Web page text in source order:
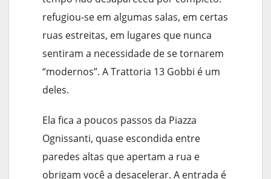
refugiou-se em algumas salas, em certas
ruas estreitas, em lugares que nunca
sentiram a necessidade de se tornarem
“modernos”. A Trattoria 13 Gobbi é um
deles.
Ela fica a poucos passos da Piazza
Ognissanti, quase escondida entre
paredes altas que apertam a rua e
obrigam você a desacelerar. A entrada é